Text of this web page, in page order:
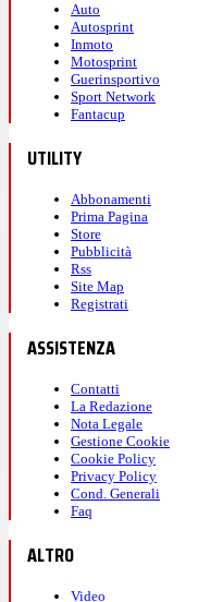
Auto
Autosprint
Inmoto
Motosprint
Guerinsportivo
Sport Network
Fantacup
UTILITY
Abbonamenti
Prima Pagina
Store
Pubblicità
Rss
Site Map
Registrati
ASSISTENZA
Contatti
La Redazione
Nota Legale
Gestione Cookie
Cookie Policy
Privacy Policy
Cond. Generali
Faq
ALTRO
Video